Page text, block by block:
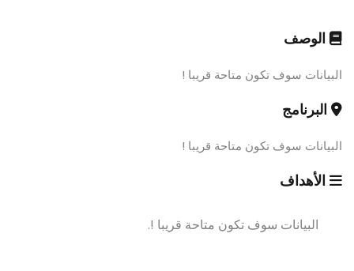
الوصف
البيانات سوف تكون متاحة قريبا !
البرنامج
البيانات سوف تكون متاحة قريبا !
الأهداف
البيانات سوف تكون متاحة قريبا !.